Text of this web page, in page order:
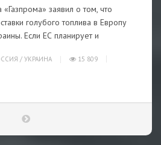
заявил о том, что
голубого топлива в Европу
Если ЕС планирует и
/ УКРАИНА
15 809